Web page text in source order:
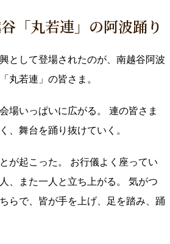
「丸若連」の阿波踊り
として登場されたのが、南越谷阿波
丸若連」の皆さま。
場いっぱいに広がる。 連の皆さま
、舞台を踊り抜けていく。
が起こった。 お行儀よく座ってい
、また一人と立ち上がる。 気がつ
らで、皆が手を上げ、足を踏み、踊